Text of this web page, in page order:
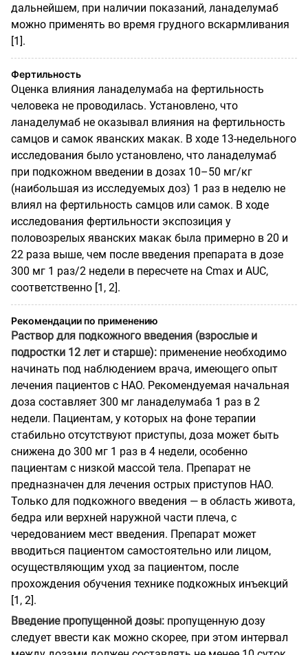
дальнейшем, при наличии показаний, ланаделумаб
можно применять во время грудного вскармливания
[1].
Фертильность
Оценка влияния ланаделумаба на фертильность
человека не проводилась. Установлено, что
ланаделумаб не оказывал влияния на фертильность
самцов и самок яванских макак. В ходе 13-недельного
исследования было установлено, что ланаделумаб
при подкожном введении в дозах 10–50 мг/кг
(наибольшая из исследуемых доз) 1 раз в неделю не
влиял на фертильность самцов или самок. В ходе
исследования фертильности экспозиция у
половозрелых яванских макак была примерно в 20 и
22 раза выше, чем после введения препарата в дозе
300 мг 1 раз/2 недели в пересчете на Cmax и AUC,
соответственно [1, 2].
Рекомендации по применению
Раствор для подкожного введения (взрослые и
подростки 12 лет и старше): применение необходимо
начинать под наблюдением врача, имеющего опыт
лечения пациентов с НАО. Рекомендуемая начальная
доза составляет 300 мг ланаделумаба 1 раз в 2
недели. Пациентам, у которых на фоне терапии
стабильно отсутствуют приступы, доза может быть
снижена до 300 мг 1 раз в 4 недели, особенно
пациентам с низкой массой тела. Препарат не
предназначен для лечения острых приступов НАО.
Только для подкожного введения — в область живота,
бедра или верхней наружной части плеча, с
чередованием мест введения. Препарат может
вводиться пациентом самостоятельно или лицом,
осуществляющим уход за пациентом, после
прохождения обучения технике подкожных инъекций
[1, 2].
Введение пропущенной дозы: пропущенную дозу
следует ввести как можно скорее, при этом интервал